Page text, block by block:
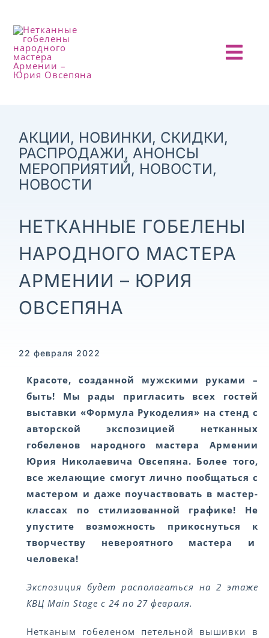
content
АНОНСЫ
ОТЧЕТЫ
АКЦИИ, НОВИНКИ, СКИДКИ,
РАСПРОДАЖИ,АНОНСЫ
МЕРОПРИЯТИЙ, НОВОСТИ,
НОВОСТИ
НЕТКАННЫЕ ГОБЕЛЕНЫ
НАРОДНОГО МАСТЕРА
АРМЕНИИ – ЮРИЯ
ОВСЕПЯНА
22 февраля 2022
Красоте, созданной мужскими руками –
быть! Мы рады пригласить всех гостей
выставки «Формула Рукоделия» на стенд с
авторской экспозицией нетканных
гобеленов народного мастера Армении
Юрия Николаевича Овсепяна. Более того,
все желающие смогут лично пообщаться с
мастером и даже поучаствовать в мастер-
классах по стилизованной графике! Не
упустите возможность прикоснуться к
творчеству невероятного мастера и
человека!
Экспозиция будет располагаться на 2 этаже
КВЦ Main Stage с 24 по 27 февраля.
Нетканым гобеленом петельной вышивки в